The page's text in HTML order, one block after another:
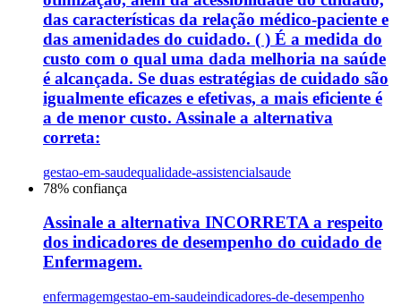
das características da relação médico-paciente e
das amenidades do cuidado. ( ) É a medida do
custo com o qual uma dada melhoria na saúde
é alcançada. Se duas estratégias de cuidado são
igualmente eficazes e efetivas, a mais eficiente é
a de menor custo. Assinale a alternativa
correta:
gestao-em-saudequalidade-assistencialsaude
78% confiança
Assinale a alternativa INCORRETA a respeito
dos indicadores de desempenho do cuidado de
Enfermagem.
enfermagemgestao-em-saudeindicadores-de-desempenho